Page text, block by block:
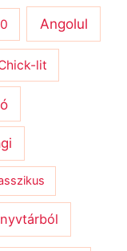
Angolul
lit